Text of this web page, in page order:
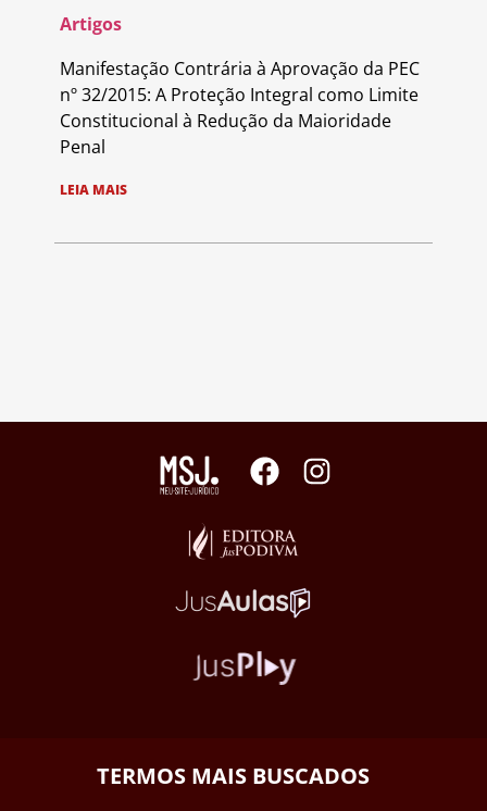
Artigos
Manifestação Contrária à Aprovação da PEC
nº 32/2015: A Proteção Integral como Limite
Constitucional à Redução da Maioridade
Penal
LEIA MAIS
TERMOS MAIS BUSCADOS